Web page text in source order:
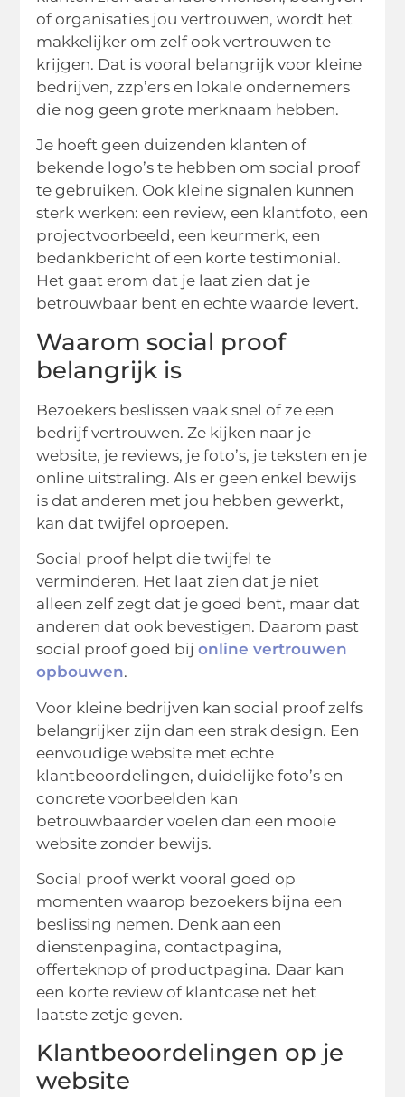
of organisaties jou vertrouwen, wordt het
makkelijker om zelf ook vertrouwen te
krijgen. Dat is vooral belangrijk voor kleine
bedrijven, zzp’ers en lokale ondernemers
die nog geen grote merknaam hebben.
Je hoeft geen duizenden klanten of
bekende logo’s te hebben om social proof
te gebruiken. Ook kleine signalen kunnen
sterk werken: een review, een klantfoto, een
projectvoorbeeld, een keurmerk, een
bedankbericht of een korte testimonial.
Het gaat erom dat je laat zien dat je
betrouwbaar bent en echte waarde levert.
Waarom social proof
belangrijk is
Bezoekers beslissen vaak snel of ze een
bedrijf vertrouwen. Ze kijken naar je
website, je reviews, je foto’s, je teksten en je
online uitstraling. Als er geen enkel bewijs
is dat anderen met jou hebben gewerkt,
kan dat twijfel oproepen.
Social proof helpt die twijfel te
verminderen. Het laat zien dat je niet
alleen zelf zegt dat je goed bent, maar dat
anderen dat ook bevestigen. Daarom past
social proof goed bijonline vertrouwen
opbouwen.
Voor kleine bedrijven kan social proof zelfs
belangrijker zijn dan een strak design. Een
eenvoudige website met echte
klantbeoordelingen, duidelijke foto’s en
concrete voorbeelden kan
betrouwbaarder voelen dan een mooie
website zonder bewijs.
Social proof werkt vooral goed op
momenten waarop bezoekers bijna een
beslissing nemen. Denk aan een
dienstenpagina, contactpagina,
offerteknop of productpagina. Daar kan
een korte review of klantcase net het
laatste zetje geven.
Klantbeoordelingen op je
website